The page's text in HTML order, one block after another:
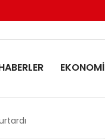
EKONOMİ